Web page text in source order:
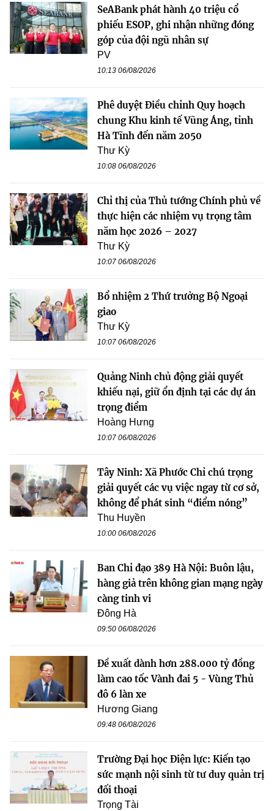
SeABank phát hành 40 triệu cổ
phiếu ESOP, ghi nhận những đóng
góp của đội ngũ nhân sự
PV
10:13 06/08/2026
Phê duyệt Điều chỉnh Quy hoạch
chung Khu kinh tế Vũng Áng, tỉnh
Hà Tĩnh đến năm 2050
Thư Kỳ
10:08 06/08/2026
Chỉ thị của Thủ tướng Chính phủ về
thực hiện các nhiệm vụ trọng tâm
năm học 2026 – 2027
Thư Kỳ
10:07 06/08/2026
Bổ nhiệm 2 Thứ trưởng Bộ Ngoại
giao
Thư Kỳ
10:07 06/08/2026
Quảng Ninh chủ động giải quyết
khiếu nại, giữ ổn định tại các dự án
trọng điểm
Hoàng Hưng
10:07 06/08/2026
Tây Ninh: Xã Phước Chỉ chú trọng
giải quyết các vụ việc ngay từ cơ sở,
không để phát sinh “điểm nóng”
Thu Huyền
10:00 06/08/2026
Ban Chỉ đạo 389 Hà Nội: Buôn lậu,
hàng giả trên không gian mạng ngày
càng tinh vi
Đông Hà
09:50 06/08/2026
Đề xuất dành hơn 288.000 tỷ đồng
làm cao tốc Vành đai 5 - Vùng Thủ
đô 6 làn xe
Hương Giang
09:48 06/08/2026
Trường Đại học Điện lực: Kiến tạo
sức mạnh nội sinh từ tư duy quản trị
đối thoại
Trọng Tài